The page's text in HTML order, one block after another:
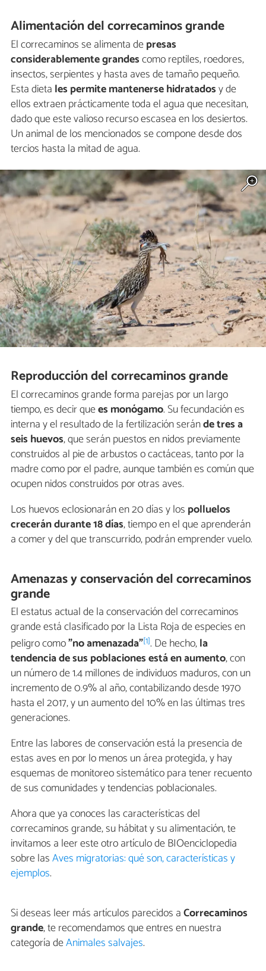
Alimentación del correcaminos grande
El correcaminos se alimenta depresas
considerablemente grandescomo reptiles, roedores,
insectos, serpientes y hasta aves de tamaño pequeño.
Esta dieta les permite mantenerse hidratadosy de
ellos extraen prácticamente toda el agua que necesitan,
dado que este valioso recurso escasea en los desiertos.
Un animal de los mencionados se compone desde dos
tercios hasta la mitad de agua.
Reproducción del correcaminos grande
El correcaminos grande forma parejas por un largo
tiempo, es decir quees monógamo. Su fecundación es
interna y el resultado de la fertilización seránde tres a
seis huevos, que serán puestos en nidos previamente
construidos al pie de arbustos o cactáceas, tanto por la
madre como por el padre, aunque también es común que
ocupen nidos construidos por otras aves.
Los huevos eclosionarán en 20 días y los polluelos
crecerán durante 18 días, tiempo en el que aprenderán
a comer y del que transcurrido, podrán emprender vuelo.
Amenazas y conservación del correcaminos
grande
El estatus actual de la conservación del correcaminos
grande está clasificado por la Lista Roja de especies en
peligro como"no amenazada"[1]. De hecho,la
tendencia de sus poblaciones está en aumento, con
un número de 1.4 millones de individuos maduros, con un
incremento de 0.9% al año, contabilizando desde 1970
hasta el 2017, y un aumento del 10% en las últimas tres
generaciones.
Entre las labores de conservación está la presencia de
estas aves en por lo menos un área protegida, y hay
esquemas de monitoreo sistemático para tener recuento
de sus comunidades y tendencias poblacionales.
Ahora que ya conoces las características del
correcaminos grande, su hábitat y su alimentación, te
invitamos a leer este otro artículo de BIOenciclopedia
sobre lasAves migratorias: qué son, características y
ejemplos.
Si deseas leer más artículos parecidos aCorrecaminos
grande, te recomendamos que entres en nuestra
categoría deAnimales salvajes.